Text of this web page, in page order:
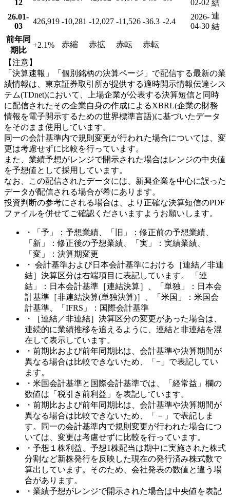
12 02-02 結
26.01-
03
426,919 -10,281 -12,027 -11,526 -36.3 -2.4
2026-
04-30
連
結
前年同
期比
+2.1% 赤縮 赤拡 赤転 赤転
【注意】
「決算速報」「個別銘柄の決算ページ」で配信する最新の業
績情報は、東京証券取引所が提供する適時開示情報伝達シス
テム(TDnet)において、上場企業が公表する決算短信と同時
に配信されたその企業自身の作成によるXBRL(企業の財務
情報を電子開示するための世界標準言語)に基づいたデータ
をそのまま使用しています。
同一の会計基準内で規則変更が行われた場合については、変
更は考慮せずに比較を行っています。
また、業績予想がレンジで開示された場合はレンジの中央値
を予想値として採用しています。
なお、この配信されたデータには、新興企業を中心に誤った
データが配信される場合が希にあります。
投資判断の参考にされる場合は、より正確な決算短信のPDF
ファイルを併せてご確認くださいますようお願いします。
・「予」：予想業績、「旧」：修正前の予想業績、
「新」：修正後の予想業績、「実」：実績業績、
「変」：決算期変更
・ 会計基準および日本会計基準における［連結／非連
結］決算区分は右端項目に表記しています。 「連
結」：日本会計基準［連結決算］、「単独」：日本会
計基準［非連結決算(単独決算)］、「米国」：米国会
計基準、「IFRS」：国際会計基準
・［連結／非連結］決算区分の変更があった場合は、
連続的に業績推移を追えるように、連結と非連結を混
在して表示しています。
・前期比および前年同期比は、会計基準や決算期間が
異なる場合は比較できないため、「−」で表記してい
ます。
・米国会計基準と国際会計基準では、「経常益」欄の
数値は「税引き前利益」を表記しています。
・前期比および前年同期比は、会計基準や決算期間が
異なる場合は比較できないため、「－」で表記しま
す。同一の会計基準内で規則変更が行われた場合につ
いては、変更は考慮せずに比較を行っています。
・予想１株利益、予想1株配当は期中に実施された株式
分割など新株発行を反映した現在の発行済み株式数で
算出しています。そのため、会社発表の数値と違う場
合があります。
・業績予想がレンジで開示された場合は中央値を表記